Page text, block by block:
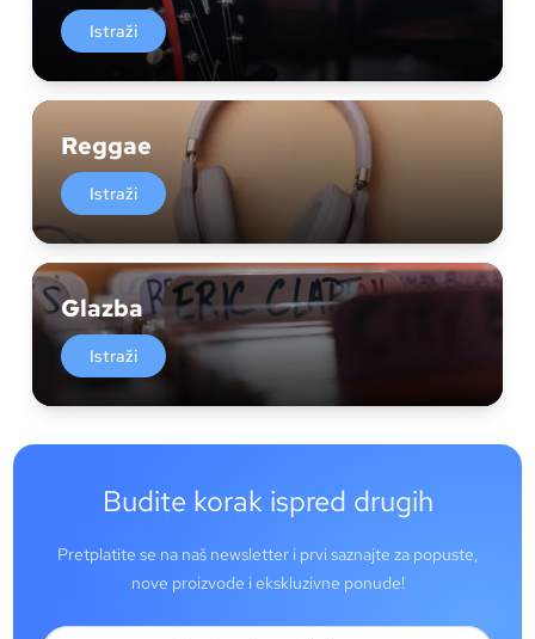
Istraži
Reggae
Istraži
Glazba
Istraži
Budite korak ispred drugih
Pretplatite se na naš newsletter i prvi saznajte za popuste,
nove proizvode i ekskluzivne ponude!